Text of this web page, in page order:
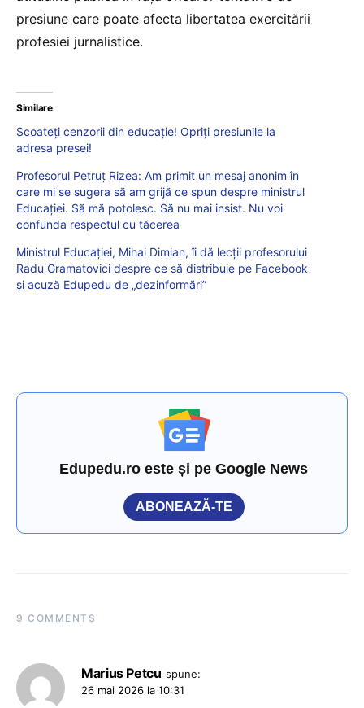
presiune care poate afecta libertatea exercitării
profesiei jurnalistice.
Similare
Scoateți cenzorii din educație! Opriți presiunile la
adresa presei!
Profesorul Petruț Rizea: Am primit un mesaj anonim în
care mi se sugera să am grijă ce spun despre ministrul
Educației. Să mă potolesc. Să nu mai insist. Nu voi
confunda respectul cu tăcerea
Ministrul Educației, Mihai Dimian, îi dă lecții profesorului
Radu Gramatovici despre ce să distribuie pe Facebook
și acuză Edupedu de „dezinformări”
Edupedu.ro este și pe Google News
ABONEAZĂ-TE
9 COMMENTS
Marius Petcu spune:
26 mai 2026 la 10:31